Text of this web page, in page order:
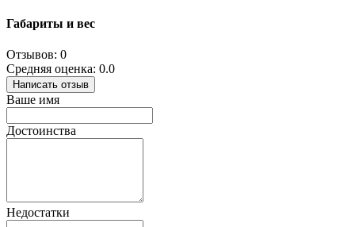
Габариты и вес
Отзывов: 0
Средняя оценка: 0.0
Написать отзыв
Ваше имя
Достоинства
Недостатки